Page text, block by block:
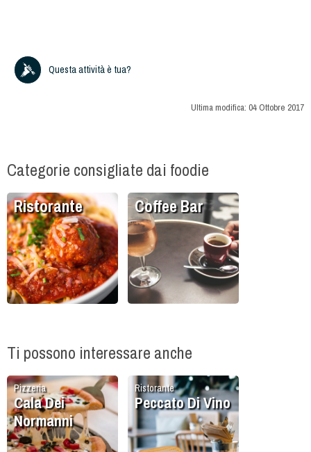
Questa attività è tua?
Ultima modifica: 04 Ottobre 2017
Categorie consigliate dai foodie
Ristorante Coffee Bar
Ti possono interessare anche
Pizzeria
Cala Dei
Normanni
Ristorante
Peccato Di Vino